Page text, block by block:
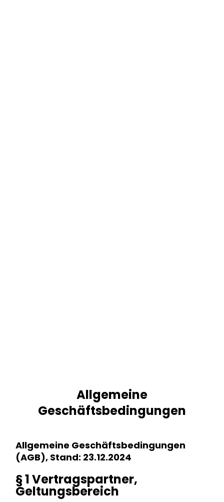
Allgemeine
Geschäftsbedingungen
Allgemeine Geschäftsbedingungen
(AGB), Stand: 23.12.2024
§ 1 Vertragspartner,
Geltungsbereich